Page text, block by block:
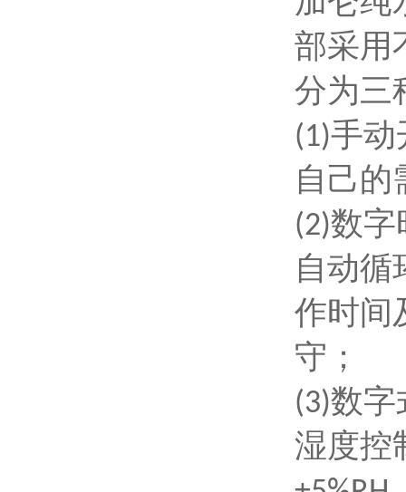
部采用
分为三
(1)手动
自己的
(2)数字
自动循
作时间
守；
(3)数字
湿度控